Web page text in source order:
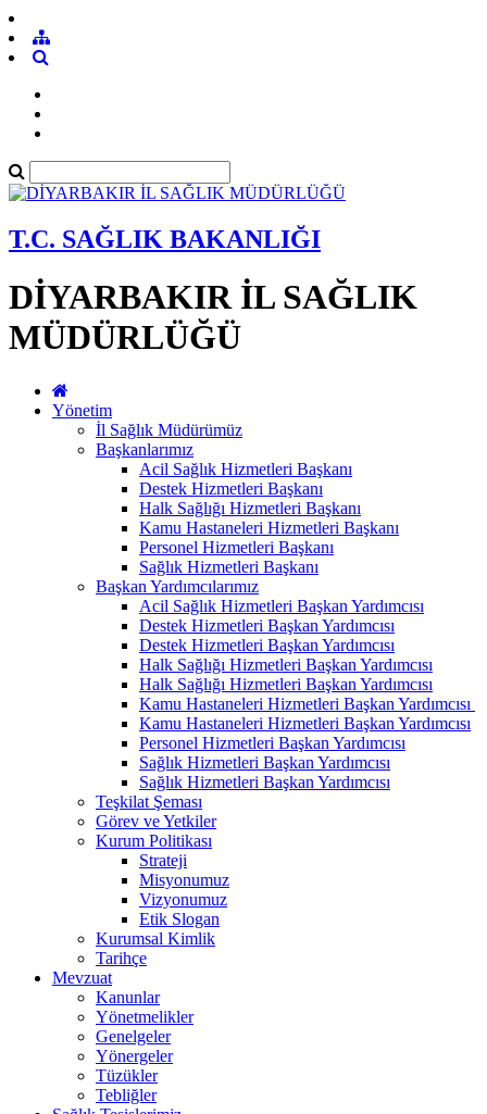
T.C. SAĞLIK BAKANLIĞI
DİYARBAKIR İL SAĞLIK
MÜDÜRLÜĞÜ
Yönetim
İl Sağlık Müdürümüz
Başkanlarımız
Acil Sağlık Hizmetleri Başkanı
Destek Hizmetleri Başkanı
Halk Sağlığı Hizmetleri Başkanı
Kamu Hastaneleri Hizmetleri Başkanı
Personel Hizmetleri Başkanı
Sağlık Hizmetleri Başkanı
Başkan Yardımcılarımız
Acil Sağlık Hizmetleri Başkan Yardımcısı
Destek Hizmetleri Başkan Yardımcısı
Destek Hizmetleri Başkan Yardımcısı
Halk Sağlığı Hizmetleri Başkan Yardımcısı
Halk Sağlığı Hizmetleri Başkan Yardımcısı
Kamu Hastaneleri Hizmetleri Başkan Yardımcısı ​
Kamu Hastaneleri Hizmetleri Başkan Yardımcısı
Personel Hizmetleri Başkan Yardımcısı
Sağlık Hizmetleri Başkan Yardımcısı
Sağlık Hizmetleri Başkan Yardımcısı
Teşkilat Şeması
Görev ve Yetkiler
Kurum Politikası
Strateji
Misyonumuz
Vizyonumuz
Etik Slogan
Kurumsal Kimlik
Tarihçe
Mevzuat
Kanunlar
Yönetmelikler
Genelgeler
Yönergeler
Tüzükler
Tebliğler